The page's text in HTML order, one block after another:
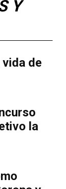
Y
de
la